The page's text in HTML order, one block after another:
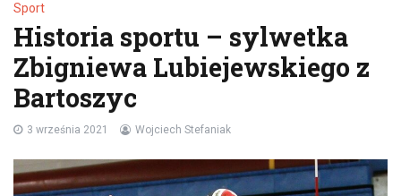
Sport
Historia sportu – sylwetka
Zbigniewa Lubiejewskiego z
Bartoszyc
3 września 2021 Wojciech Stefaniak